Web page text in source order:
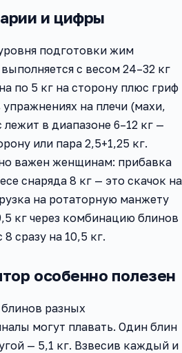
и цифры
подготовки жим
с весом 24–32 кг
по 5 кг на сторону плюс гриф
на плечи (махи,
в диапазоне 6–12 кг —
или пара 2,5+1,25 кг.
важен женщинам: прибавка
снаряда 8 кг — это скачок на
на ротаторную манжету
кг через комбинацию блинов
сразу на 10,5 кг.
особенно полезен
разных
могут плавать. Один блин
— 5,1 кг. Взвесив каждый и